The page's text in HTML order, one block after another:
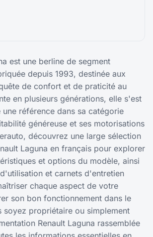
est une berline de segment
depuis 1993, destinée aux
de confort et de praticité au
en plusieurs générations, elle s'est
référence dans sa catégorie
généreuse et ses motorisations
découvrez une large sélection
Laguna en français pour explorer
et options du modèle, ainsi
et carnets d'entretien
chaque aspect de votre
son bon fonctionnement dans le
soyez propriétaire ou simplement
Renault Laguna rassemblée